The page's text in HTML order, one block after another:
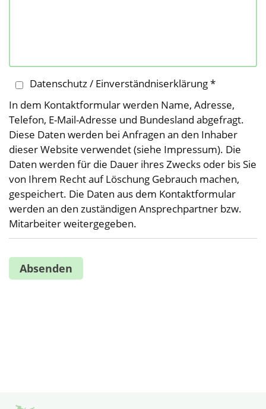
Datenschutz / Einverständniserklärung *
In dem Kontaktformular werden Name, Adresse,
Telefon, E-Mail-Adresse und Bundesland abgefragt.
Diese Daten werden bei Anfragen an den Inhaber
dieser Website verwendet (siehe Impressum). Die
Daten werden für die Dauer ihres Zwecks oder bis Sie
von Ihrem Recht auf Löschung Gebrauch machen,
gespeichert. Die Daten aus dem Kontaktformular
werden an den zuständigen Ansprechpartner bzw.
Mitarbeiter weitergegeben.